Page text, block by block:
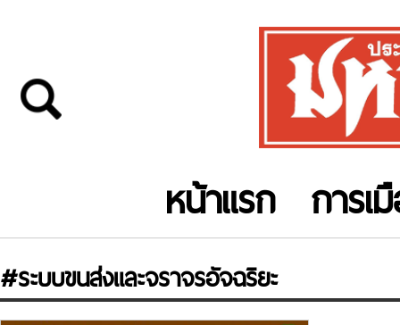
หน้าแรก การเ
#ระบบขนส่งและจราจรอัจฉริยะ